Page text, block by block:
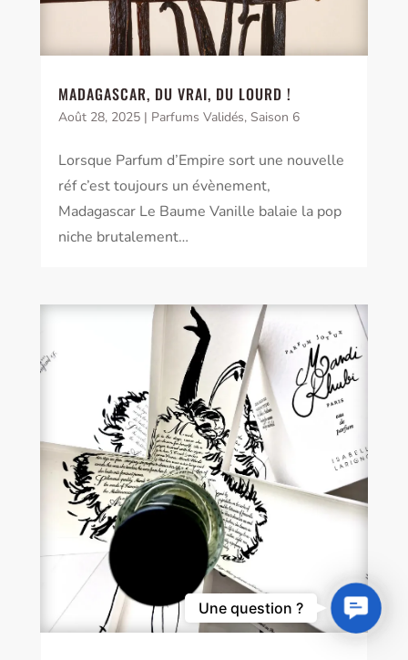
MADAGASCAR, DU VRAI, DU LOURD !
Août 28, 2025| Parfums Validés, Saison 6
Lorsque Parfum d’Empire sort une nouvelle
réf c’est toujours un évènement,
Madagascar Le Baume Vanille balaie la pop
niche brutalement…
Contact
Us
Une question ?